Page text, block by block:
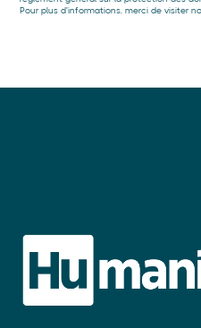
Pour plus d'informations, merci de visiter